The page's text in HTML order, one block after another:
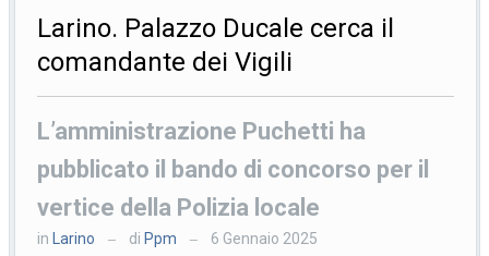
Larino. Palazzo Ducale cerca il
comandante dei Vigili
L’amministrazione Puchetti ha
pubblicato il bando di concorso per il
vertice della Polizia locale
in Larino — di Ppm — 6 Gennaio 2025